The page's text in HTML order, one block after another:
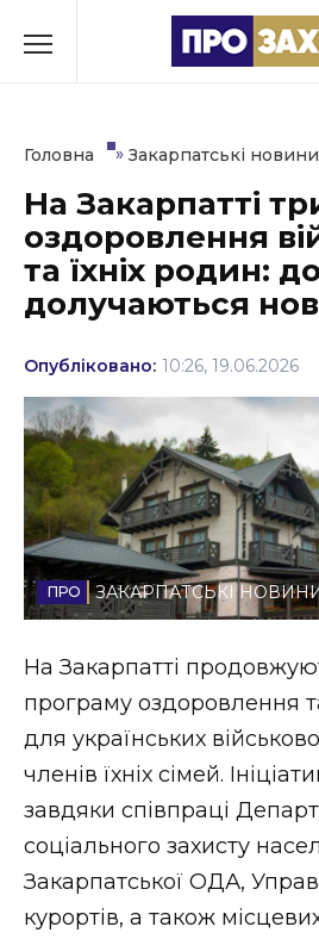
до
Культура
Освіта
Політика
Соціум
Спорт
Стиль життя
Втрачений Ужгород
Втрачений Ужгород
ЗАКАРПАТСЬКІ
НОВИНИ ЗАХІДНОЇ
Головна » Закарпатські новини
На Закарпатті
оздоровлення
та їхніх родин:
долучаються
Опубліковано: 10:26, 19.06.2026
ЗАКАРПАТСЬКІ
На Закарпатті
програму оздоровлення
для українських
членів їхніх сімей.
завдяки співпраці
соціального захисту
Закарпатської ОДА,
курортів, а також